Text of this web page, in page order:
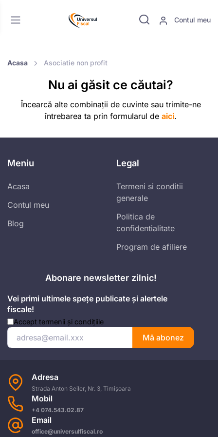
Contul meu
Acasa Asociatie non profit
Nu ai găsit ce căutai?
Încearcă alte combinații de cuvinte sau trimite-ne
întrebarea ta prin formularul de aici.
Meniu
Acasa
Contul meu
Blog
Legal
Termeni si conditii
generale
Politica de
confidentialitate
Program de afiliere
Abonare newsletter zilnic!
Vei primi ultimele spețe publicate și alertele
fiscale!
Accept termenii și condițiile
Mă abonez
Adresa
Strada Anton Seiler, Nr. 3, Timișoara
Mobil
+4 074.543.02.87
Email
office@universulfiscal.ro